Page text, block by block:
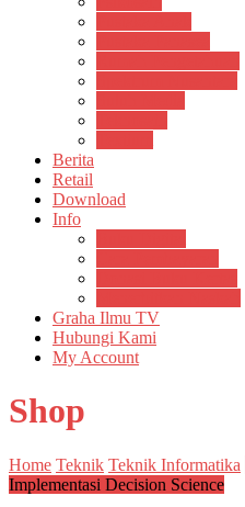
Berita
Retail
Download
Info
Graha Ilmu TV
Hubungi Kami
My Account
Shop
Home Teknik Teknik Informatika
Implementasi Decision Science